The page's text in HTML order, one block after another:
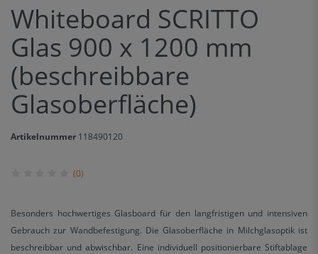
Whiteboard SCRITTO
Glas 900 x 1200 mm
(beschreibbare
Glasoberfläche)
Artikelnummer 118490120
(0)
Besonders hochwertiges Glasboard für den langfristigen und intensiven
Gebrauch zur Wandbefestigung. Die Glasoberfläche in Milchglasoptik ist
beschreibbar und abwischbar. Eine individuell positionierbare Stiftablage